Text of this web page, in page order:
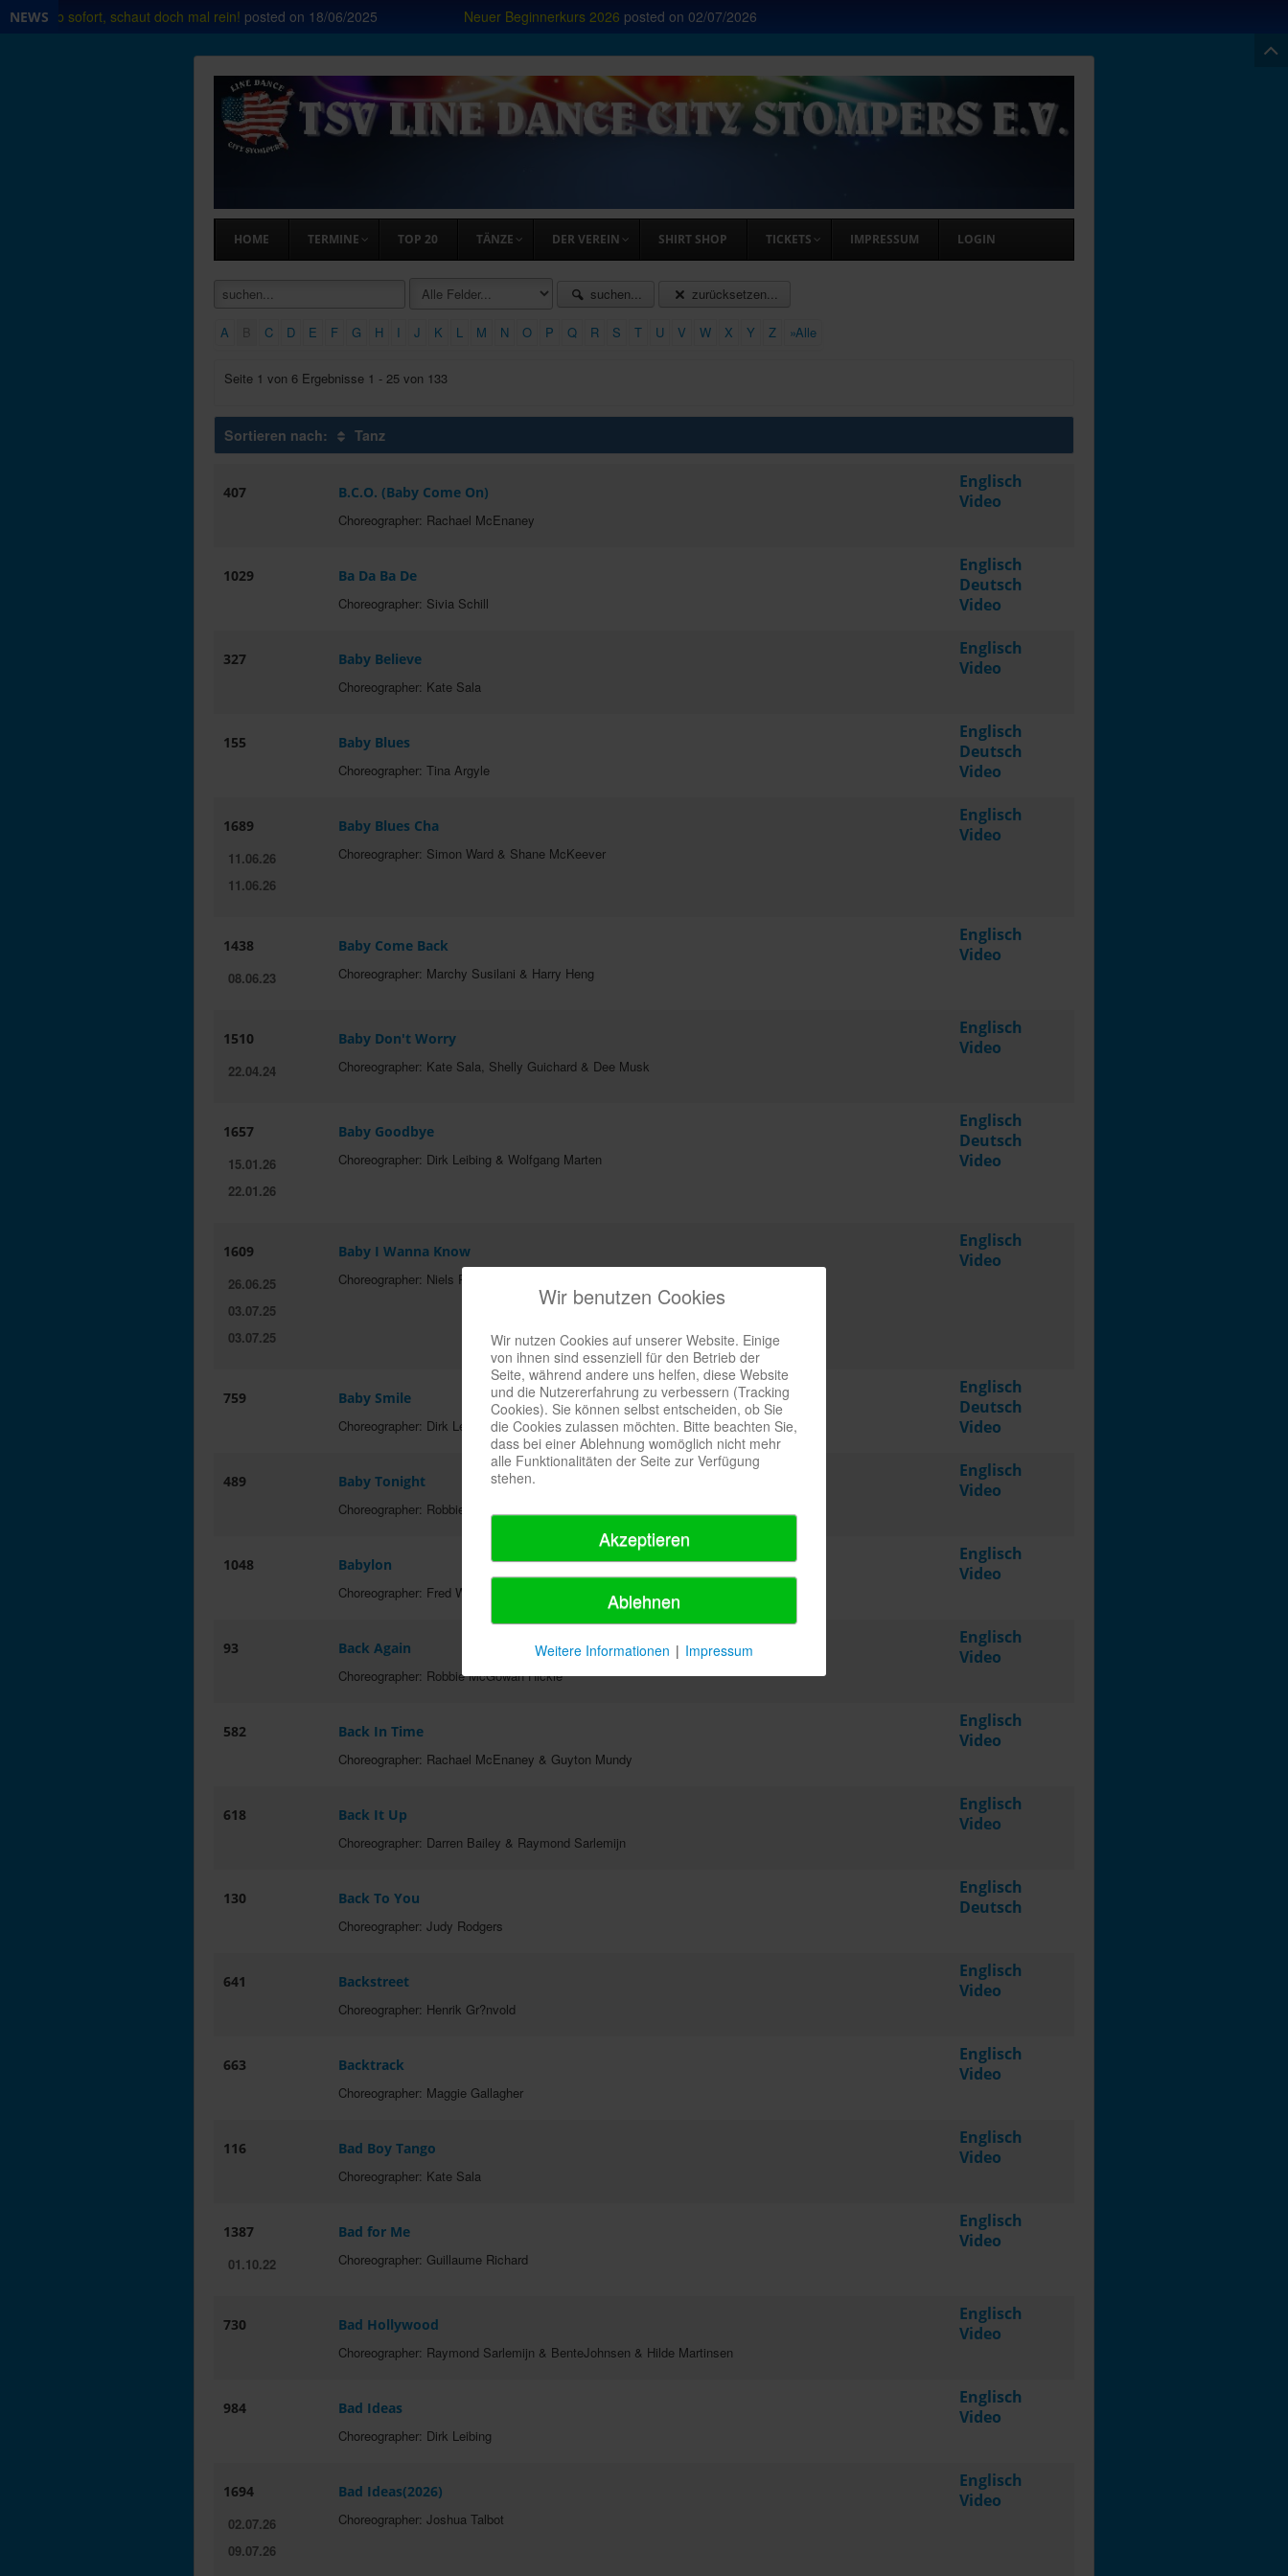
NEWS
ab sofort, schaut doch mal rein! posted on 18/06/2025 Neuer Beginnerkurs 2026 posted on 02/07/2026
HOME TERMINE TOP 20 TÄNZE DER VEREIN SHIRT SHOP TICKETS IMPRESSUM LOGIN
suchen... zurücksetzen...
A C D E F G H I J K L M N O P Q R S T U V W X Y Z »Alle
Seite 1 von 6 Ergebnisse 1 - 25 von 133
Sortieren nach: Tanz
407
B.C.O. (Baby Come On)
Choreographer: Rachael McEnaney
Englisch
Video
1029
Ba Da Ba De
Choreographer: Sivia Schill
Englisch
Deutsch
Video
327
Baby Believe
Choreographer: Kate Sala
Englisch
Video
155
Baby Blues
Choreographer: Tina Argyle
Englisch
Deutsch
Video
1689
11.06.26
11.06.26
Baby Blues Cha
Choreographer: Simon Ward & Shane McKeever
Englisch
Video
1438
08.06.23
Baby Come Back
Choreographer: Marchy Susilani & Harry Heng
Englisch
Video
1510
22.04.24
Baby Don't Worry
Choreographer: Kate Sala, Shelly Guichard & Dee Musk
Englisch
Video
1657
15.01.26
22.01.26
Baby Goodbye
Choreographer: Dirk Leibing & Wolfgang Marten
Englisch
Deutsch
Video
1609
26.06.25
03.07.25
03.07.25
Baby I Wanna Know
Choreographer: Niels Poulsen
Englisch
Video
759
Baby Smile
Choreographer: Dirk Leibing
Englisch
Deutsch
Video
489
Baby Tonight
Choreographer: Robbie McGowan Hickie
Englisch
Video
1048
Babylon
Choreographer: Fred Whitehouse
Englisch
Video
93
Back Again
Choreographer: Robbie McGowan Hickie
Englisch
Video
582
Back In Time
Choreographer: Rachael McEnaney & Guyton Mundy
Englisch
Video
618
Back It Up
Choreographer: Darren Bailey & Raymond Sarlemijn
Englisch
Video
130
Back To You
Choreographer: Judy Rodgers
Englisch
Deutsch
641
Backstreet
Choreographer: Henrik Gr?nvold
Englisch
Video
663
Backtrack
Choreographer: Maggie Gallagher
Englisch
Video
116
Bad Boy Tango
Choreographer: Kate Sala
Englisch
Video
1387
01.10.22
Bad for Me
Choreographer: Guillaume Richard
Englisch
Video
730
Bad Hollywood
Choreographer: Raymond Sarlemijn & BenteJohnsen & Hilde Martinsen
Englisch
Video
984
Bad Ideas
Choreographer: Dirk Leibing
Englisch
Video
1694
02.07.26
09.07.26
Bad Ideas(2026)
Choreographer: Joshua Talbot
Englisch
Video
Wir benutzen Cookies
Wir nutzen Cookies auf unserer Website. Einige
von ihnen sind essenziell für den Betrieb der
Seite, während andere uns helfen, diese Website
und die Nutzererfahrung zu verbessern (Tracking
Cookies). Sie können selbst entscheiden, ob Sie
die Cookies zulassen möchten. Bitte beachten Sie,
dass bei einer Ablehnung womöglich nicht mehr
alle Funktionalitäten der Seite zur Verfügung
stehen.
Akzeptieren
Ablehnen
Weitere Informationen | Impressum